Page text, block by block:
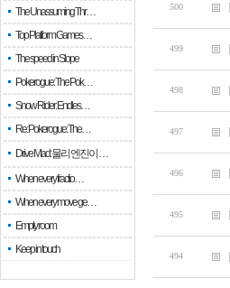
The Unassuming Thr…
Top Platform Games…
The speed in Slope
Pokerogue: The Pok…
Snow Rider: Endles…
Re: Pokerogue: The…
Drive Mad: 물리 엔진이 …
When every fractio…
When every move ge…
Empty room
Keep in touch
500
499
498
497
496
495
494